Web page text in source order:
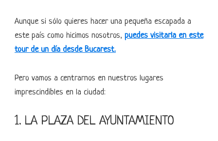
Aunque si sólo quieres hacer una pequeña escapada a
este país como hicimos nosotros, puedes visitarla en este
tour de un día desde Bucarest.
Pero vamos a centrarnos en nuestros lugares
imprescindibles en la ciudad:
1. LA PLAZA DEL AYUNTAMIENTO